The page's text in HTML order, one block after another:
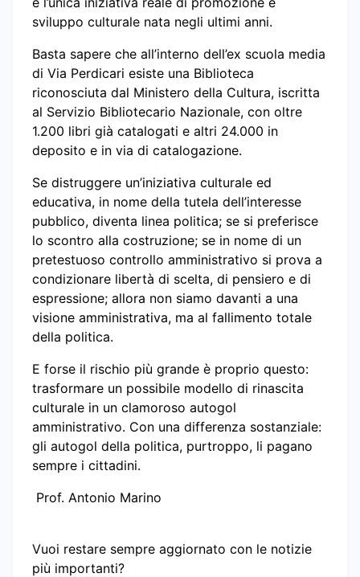
sviluppo culturale nata negli ultimi anni.
Basta sapere che all’interno dell’ex scuola media
di Via Perdicari esiste una Biblioteca
riconosciuta dal Ministero della Cultura, iscritta
al Servizio Bibliotecario Nazionale, con oltre
1.200 libri già catalogati e altri 24.000 in
deposito e in via di catalogazione.
Se distruggere un’iniziativa culturale ed
educativa, in nome della tutela dell’interesse
pubblico, diventa linea politica; se si preferisce
lo scontro alla costruzione; se in nome di un
pretestuoso controllo amministrativo si prova a
condizionare libertà di scelta, di pensiero e di
espressione; allora non siamo davanti a una
visione amministrativa, ma al fallimento totale
della politica.
E forse il rischio più grande è proprio questo:
trasformare un possibile modello di rinascita
culturale in un clamoroso autogol
amministrativo. Con una differenza sostanziale:
gli autogol della politica, purtroppo, li pagano
sempre i cittadini.
Prof. Antonio Marino
Vuoi restare sempre aggiornato con le notizie
più importanti?